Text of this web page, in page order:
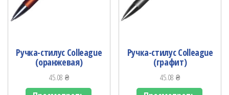
Ручка-стилус Colleague
(оранжевая)
45.08 ₴
Ручка-стилус Colleague
(графит)
45.08₴